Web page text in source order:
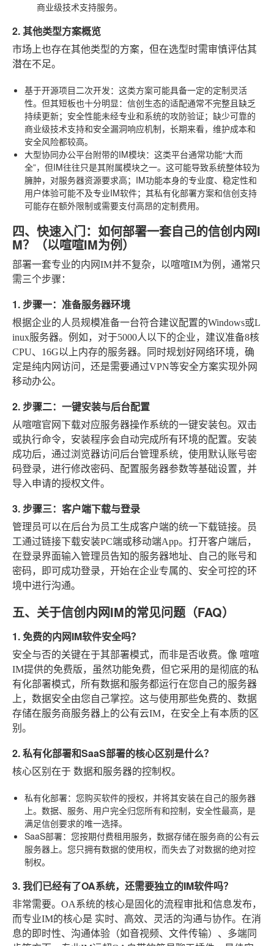
商业级技术支持服务。
2. 其他类型方案概览
市场上也存在其他类型的方案，但在选型时需审慎评估其
潜在不足。
基于开源项目二次开发：这类方案可能具备一定的定制灵活
性。但其短板也十分明显：信创生态的适配通常不完整且缺乏
持续更新；安全性能未经专业和系统的攻防验证；缺少可靠的
商业级技术支持和安全漏洞响应机制，长期来看，维护成本和
安全风险都较高。
大型协同办公平台附带的IM模块：这类平台通常功能“大而
全”，但IM往往只是其附属模块之一。这可能导致系统整体较为
臃肿，对服务器资源要求高；IM功能本身的专业度、稳定性和
用户体验可能不及专业IM软件；其私有化部署方案和信创支持
可能存在额外限制或需要支付高昂的定制费用。
四、快速入门：如何部署一套自己的信创内网I
M？（以喧喧IM为例）
部署一套专业的内网IM并不复杂，以喧喧IM为例，通常只
需三个步骤：
1. 步骤一：准备服务器环境
根据企业的人员规模准备一台符合建议配置的Windows或L
inux服务器。例如，对于5000人以下的企业，建议准备8核
CPU、16G以上内存的服务器。同时规划好网络环境，确
定是纯内网访问，还是需要通过VPN等安全方案实现外网
移动办公。
2. 步骤二：一键安装与后台配置
从喧喧官网下载对应服务器操作系统的一键安装包。双击
或执行命令，安装程序会自动完成所有环境的配置。安装
成功后，通过浏览器访问后台管理系统，使用默认账号密
码登录，进行修改密码、配置服务器参数等基础设置，并
导入申请的授权文件。
3. 步骤三：客户端下载与登录
管理员可以在后台为员工生成客户端的统一下载链接。员
工通过链接下载安装PC端或移动端App。打开客户端后，
在登录界面输入管理员告知的服务器地址、自己的账号和
密码，即可成功登录，开始在企业专属的、安全可控的环
境中进行沟通。
五、关于信创内网IM的常见问题（FAQ）
1. 免费的内网IM软件安全吗？
安全与否的关键在于其部署模式，而非是否收费。像 喧喧
IM提供的免费版，虽然功能免费，但它采用的是彻底的私
有化部署模式，所有数据和服务都运行在您自己的服务器
上，数据安全由您自己掌控。这与使用那些免费的、数据
存储在服务商服务器上的公有云IM，在安全上有本质的区
别。
2. 私有化部署和SaaS部署的核心区别是什么？
核心区别在于 数据和服务器的控制权。
私有化部署：您购买软件的授权，并将其安装在自己的服务器
上。数据、服务、用户完全归您所有和控制，安全性最高，是
满足信创要求的唯一选择。
SaaS部署：您按期付费租用服务，数据存储在服务商的公有云
服务器上。您只拥有数据的使用权，而失去了对数据的绝对控
制权。
3. 我们已经有了OA系统，还需要独立的IM软件吗？
非常需要。OA系统的核心是固化的流程审批和信息发布，
而专业IM的核心是 实时、高效、灵活的沟通与协作。在消
息的即时性、沟通体验（如音视频、文件传输）、多端同